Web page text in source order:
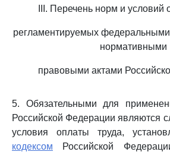
III. Перечень норм и условий
регламентируемых
нормативными
правовыми актами
5. Обязательными для
Российской Федерации являются
условия оплаты труда,
кодексом Российской